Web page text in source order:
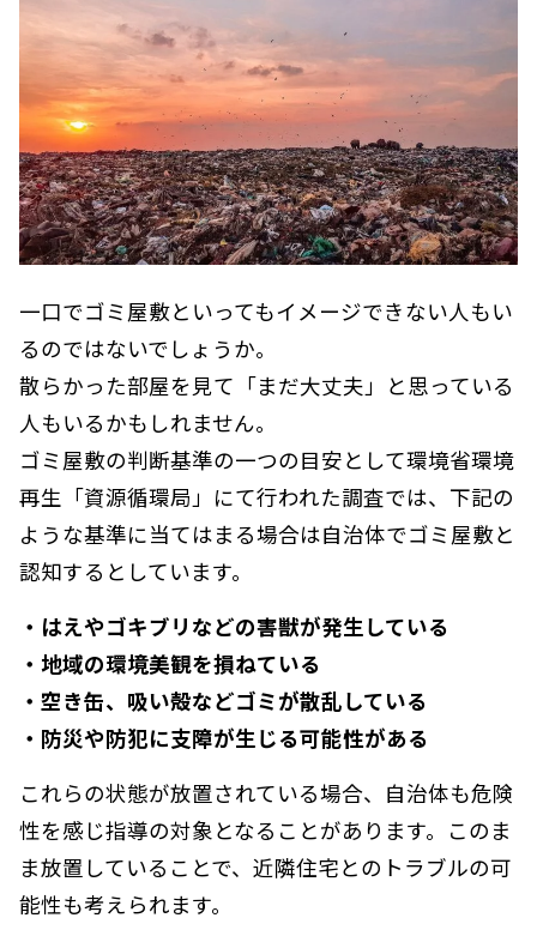
一口でゴミ屋敷といってもイメージできない人もい
るのではないでしょうか。
散らかった部屋を見て「まだ大丈夫」と思っている
人もいるかもしれません。
ゴミ屋敷の判断基準の一つの目安として環境省環境
再生「資源循環局」にて行われた調査では、下記の
ような基準に当てはまる場合は自治体でゴミ屋敷と
認知するとしています。
・はえやゴキブリなどの害獣が発生している
・地域の環境美観を損ねている
・空き缶、吸い殻などゴミが散乱している
・防災や防犯に支障が生じる可能性がある
これらの状態が放置されている場合、自治体も危険
性を感じ指導の対象となることがあります。このま
ま放置していることで、近隣住宅とのトラブルの可
能性も考えられます。